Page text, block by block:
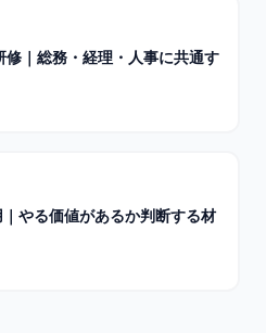
｜総務・経理・人事に共通す
やる価値があるか判断する材